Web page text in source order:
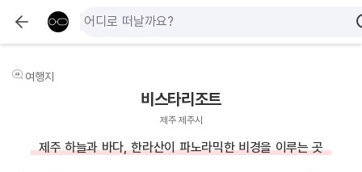
여행지
비스타리조트
제주 제주시
제주 하늘과 바다, 한라산이 파노라믹한 비경을 이루는 곳